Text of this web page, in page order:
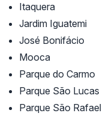
Itaquera
Jardim Iguatemi
José Bonifácio
Mooca
Parque do Carmo
Parque São Lucas
Parque São Rafael